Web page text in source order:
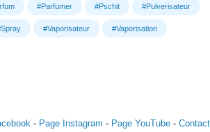
#Parfumer #Pschit #Pulverisateur
#Vaporisateur #Vaporisation
- Page Instagram - Page YouTube- Contact